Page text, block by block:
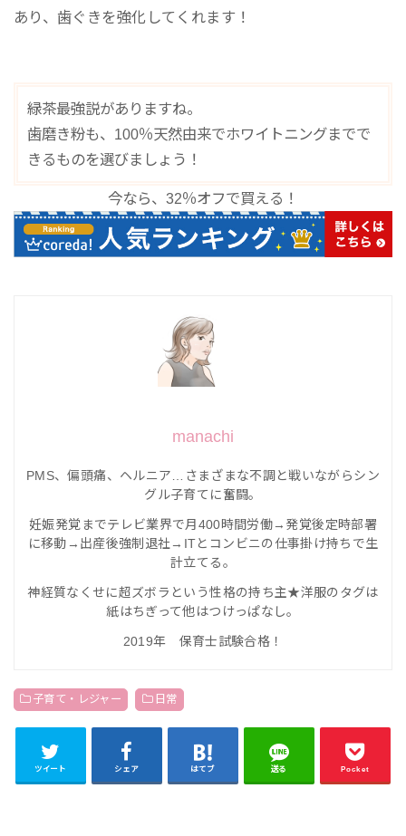
あり、歯ぐきを強化してくれます！
緑茶最強説がありますね。
歯磨き粉も、100％天然由来でホワイトニングまでで
きるものを選びましょう！
今なら、32％オフで買える！
manachi
PMS、偏頭痛、ヘルニア…さまざまな不調と戦いながらシン
グル子育てに奮闘。
妊娠発覚までテレビ業界で月400時間労働→発覚後定時部署
に移動→出産後強制退社→ITとコンビニの仕事掛け持ちで生
計立てる。
神経質なくせに超ズボラという性格の持ち主★洋服のタグは
紙はちぎって他はつけっぱなし。
2019年 保育士試験合格！
子育て・レジャー 日常
ツイート シェア はてブ 送る Pocket